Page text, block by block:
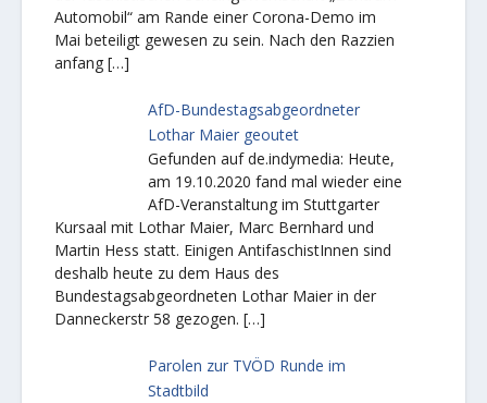
Automobil“ am Rande einer Corona-Demo im
Mai beteiligt gewesen zu sein. Nach den Razzien
anfang[…]
AfD-Bundestagsabgeordneter
Lothar Maier geoutet
Gefunden auf de.indymedia: Heute,
am 19.10.2020 fand mal wieder eine
AfD-Veranstaltung im Stuttgarter
Kursaal mit Lothar Maier, Marc Bernhard und
Martin Hess statt. Einigen AntifaschistInnen sind
deshalb heute zu dem Haus des
Bundestagsabgeordneten Lothar Maier in der
Danneckerstr 58 gezogen.[…]
Parolen zur TVÖD Runde im
Stadtbild